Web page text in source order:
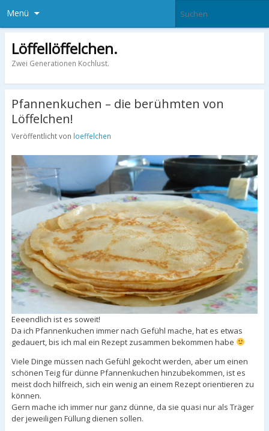
Menü
Löffellöffelchen.
Zwei Generationen Kochlust.
Pfannenkuchen – die berühmten von
Löffelchen!
Veröffentlicht von loeffelchen
Eeeendlich ist es soweit!
Da ich Pfannenkuchen immer nach Gefühl mache, hat es etwas
gedauert, bis ich mal ein Rezept zusammen bekommen habe
Viele Dinge müssen nach Gefühl gekocht werden, aber um einen
schönen Teig für dünne Pfannenkuchen hinzubekommen, ist es
meist doch hilfreich, sich ein wenig an einem Rezept orientieren zu
können.
Gern mache ich immer nur ganz dünne, da sie quasi nur als Träger
der jeweiligen Füllung dienen sollen.